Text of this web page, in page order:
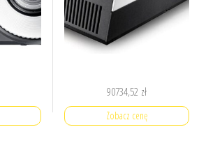
90734,52 zł
Zobacz cenę